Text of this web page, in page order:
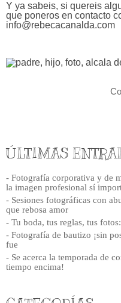
Y ya sabeis, si quereis
que poneros en contacto
info@rebecacanalda.com
ÚLTIMAS
- Fotografía corporativa y de
la imagen profesional sí
- Sesiones fotográficas con
que rebosa amor
- Tu boda, tus reglas, tus
- Fotografía de bautizo ¡sin
fue
- Se acerca la temporada de
tiempo encima!